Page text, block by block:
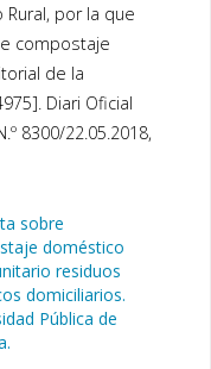
por la que
compostaje
de la
Diari Oficial
8300/22.05.2018,
sobre
doméstico
residuos
domiciliarios.
Pública de